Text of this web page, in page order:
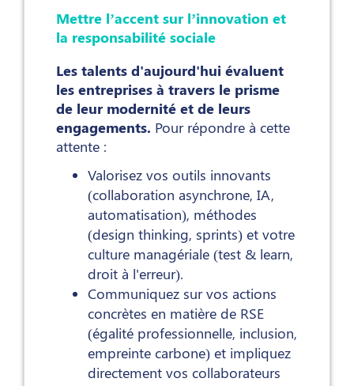
Mettre l’accent sur l’innovation et
la responsabilité sociale
Les talents d'aujourd'hui évaluent
les entreprises à travers le prisme
de leur modernité et de leurs
engagements. Pour répondre à cette
attente :
Valorisez vos outils innovants
(collaboration asynchrone, IA,
automatisation), méthodes
(design thinking, sprints) et votre
culture managériale (test & learn,
droit à l'erreur).
Communiquez sur vos actions
concrètes en matière de RSE
(égalité professionnelle, inclusion,
empreinte carbone) et impliquez
directement vos collaborateurs